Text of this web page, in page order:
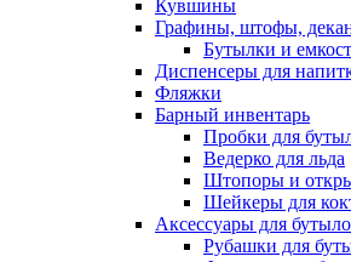
Кувшины
Графины, штофы,
Бутылки и
Диспенсеры для
Фляжки
Барный инвентарь
Пробки для
Ведерко для льда
Штопоры и
Шейкеры для
Аксессуары для
Рубашки для